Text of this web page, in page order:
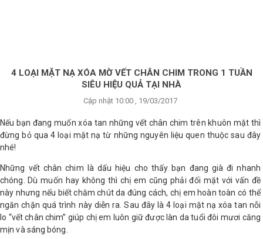
4 LOẠI MẶT NẠ XÓA MỜ VẾT CHÂN CHIM TRONG 1 TUẦN
SIÊU HIỆU QUẢ TẠI NHÀ
Cập nhật 10:00 , 19/03/2017
Nếu bạn đang muốn xóa tan những vết chân chim trên khuôn mặt thì
đừng bỏ qua 4 loại mặt nạ từ những nguyên liệu quen thuộc sau đây
nhé!
Những vết chân chim là dấu hiệu cho thấy bạn đang già đi nhanh
chóng. Dù muốn hay không thì chị em cũng phải đối mặt với vấn đề
này nhưng nếu biết chăm chút da đúng cách, chị em hoàn toàn có thể
ngăn chặn quá trình này diễn ra. Sau đây là 4 loại mặt nạ xóa tan nỗi
lo “vết chân chim” giúp chị em luôn giữ được làn da tuổi đôi mươi căng
mịn và sáng bóng.